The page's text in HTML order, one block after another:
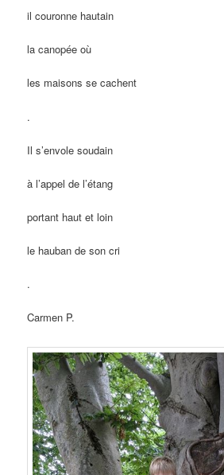
il couronne hautain
la canopée où
les maisons se cachent
.
Il s’envole soudain
à l’appel de l’étang
portant haut et loin
le hauban de son cri
.
Carmen P.